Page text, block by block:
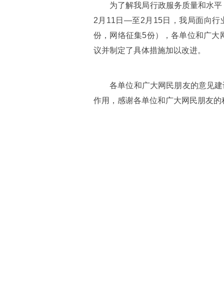
为了解我局行政服务质量和水
2月11日—至2月15日，我局面向行
份，网络征集5份），各单位和广大
议并制定了具体措施加以改进。
各单位和广大网民朋友的意见
作用，感谢各单位和广大网民朋友